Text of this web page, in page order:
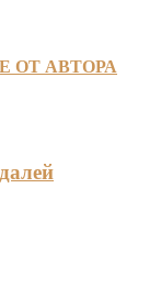
ОТ АВТОРА